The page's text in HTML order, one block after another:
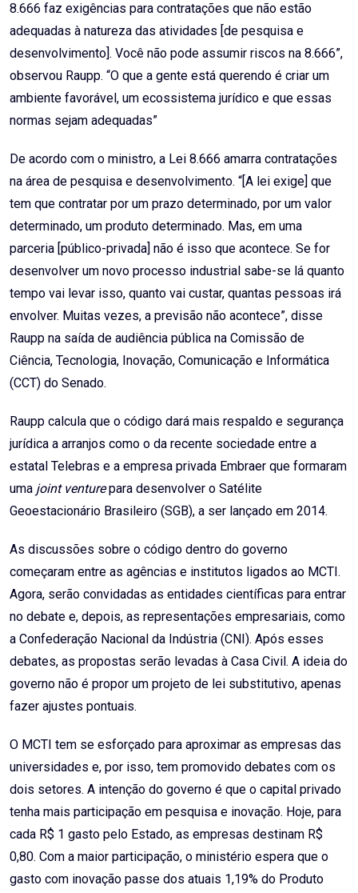
8.666 faz exigências para contratações que não estão
adequadas à natureza das atividades [de pesquisa e
desenvolvimento]. Você não pode assumir riscos na 8.666”,
observou Raupp. “O que a gente está querendo é criar um
ambiente favorável, um ecossistema jurídico e que essas
normas sejam adequadas”
De acordo com o ministro, a Lei 8.666 amarra contratações
na área de pesquisa e desenvolvimento. “[A lei exige] que
tem que contratar por um prazo determinado, por um valor
determinado, um produto determinado. Mas, em uma
parceria [público-privada] não é isso que acontece. Se for
desenvolver um novo processo industrial sabe-se lá quanto
tempo vai levar isso, quanto vai custar, quantas pessoas irá
envolver. Muitas vezes, a previsão não acontece”, disse
Raupp na saída de audiência pública na Comissão de
Ciência, Tecnologia, Inovação, Comunicação e Informática
(CCT) do Senado.
Raupp calcula que o código dará mais respaldo e segurança
jurídica a arranjos como o da recente sociedade entre a
estatal Telebras e a empresa privada Embraer que formaram
uma joint venturepara desenvolver o Satélite
Geoestacionário Brasileiro (SGB), a ser lançado em 2014.
As discussões sobre o código dentro do governo
começaram entre as agências e institutos ligados ao MCTI.
Agora, serão convidadas as entidades científicas para entrar
no debate e, depois, as representações empresariais, como
a Confederação Nacional da Indústria (CNI). Após esses
debates, as propostas serão levadas à Casa Civil. A ideia do
governo não é propor um projeto de lei substitutivo, apenas
fazer ajustes pontuais.
O MCTI tem se esforçado para aproximar as empresas das
universidades e, por isso, tem promovido debates com os
dois setores. A intenção do governo é que o capital privado
tenha mais participação em pesquisa e inovação. Hoje, para
cada R$ 1 gasto pelo Estado, as empresas destinam R$
0,80. Com a maior participação, o ministério espera que o
gasto com inovação passe dos atuais 1,19% do Produto